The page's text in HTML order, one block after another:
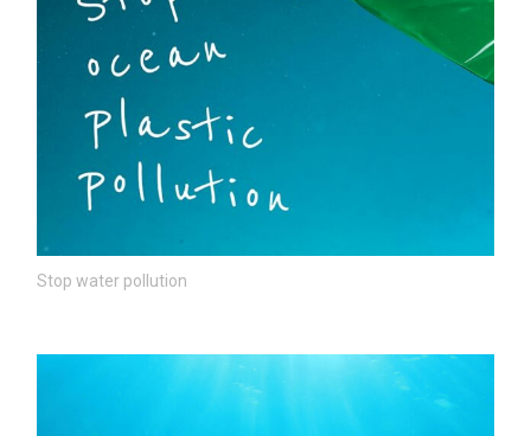
Stop water pollution